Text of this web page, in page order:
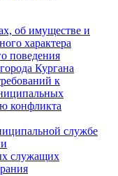
об имуществе и
характера
поведения
Кургана
к
конфликта
службе
служащих